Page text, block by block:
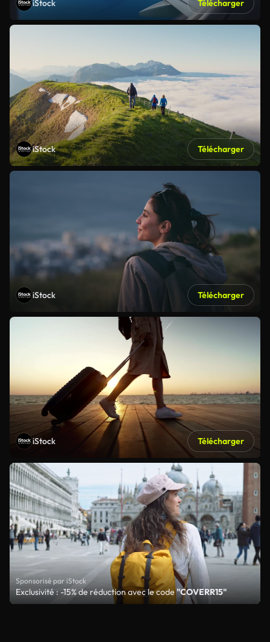
iStock Télécharger
iStock Télécharger
iStock Télécharger
iStock Télécharger
Sponsorisé par iStock
Exclusivité : -15% de réduction avec le code"COVERR15"